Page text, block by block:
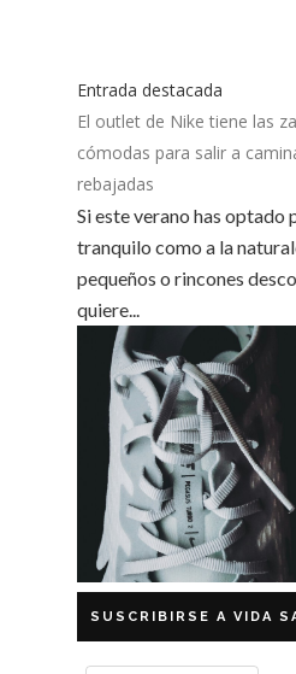
Entrada destacada
El outlet de Nike tiene las
cómodas para salir a
rebajadas
Si este verano has optado
tranquilo como a la
pequeños o rincones
quiere...
SUSCRIBIRSE A VIDA